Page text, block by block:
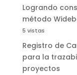
Logrando
método
5 vistas
Registro de
para la
proyectos